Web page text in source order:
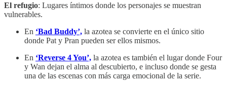
El refugio: Lugares íntimos donde los personajes se muestran
vulnerables.
En ‘Bad Buddy’, la azotea se convierte en el único sitio
donde Pat y Pran pueden ser ellos mismos.
En ‘Reverse 4 You’, la azotea es también el lugar donde Four
y Wan dejan el alma al descubierto, e incluso donde se gesta
una de las escenas con más carga emocional de la serie.